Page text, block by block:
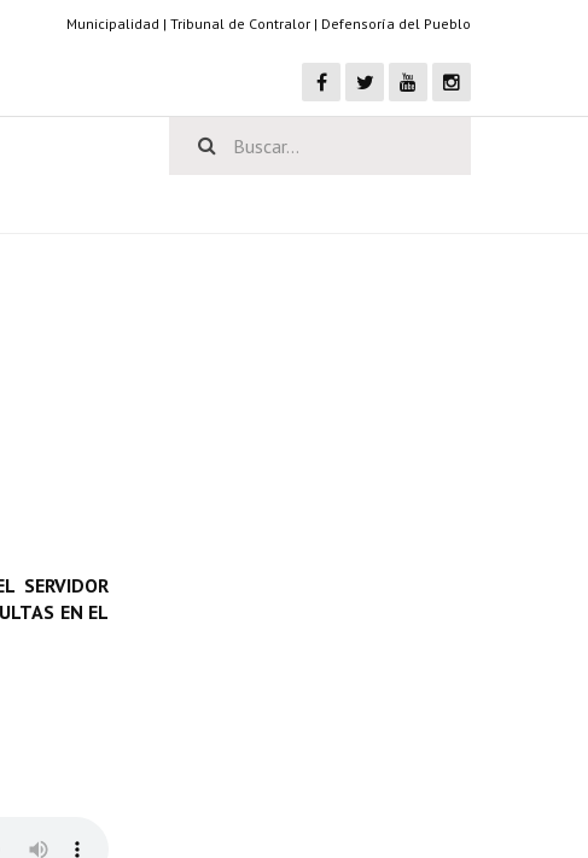
Municipalidad | Tribunal de Contralor | Defensoría del Pueblo
SERVIDOR
EN EL